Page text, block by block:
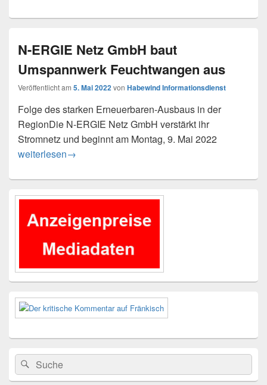
N-ERGIE Netz GmbH baut
Umspannwerk Feuchtwangen aus
Veröffentlicht am 5. Mai 2022von Habewind Informationsdienst
Folge des starken Erneuerbaren-Ausbaus in der
RegionDie N-ERGIE Netz GmbH verstärkt ihr
Stromnetz und beginnt am Montag, 9. Mai 2022
N-ERGIE Netz GmbH baut Umspannwerk Feuchtwangen
weiterlesen→
Primärer
Widgetbereich
Suchen
nach:
Suchen